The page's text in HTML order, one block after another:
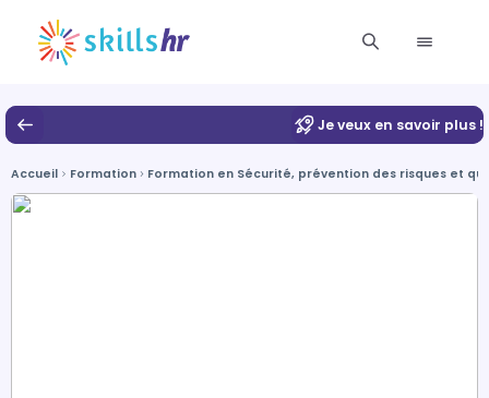
Je veux en savoir plus !
Accueil Formation Formation en Sécurité, prévention des risques et